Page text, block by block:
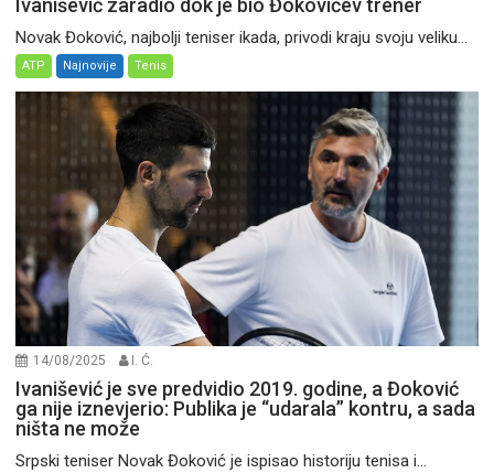
Ivanišević zaradio dok je bio Đokovićev trener
Novak Đoković, najbolji teniser ikada, privodi kraju svoju veliku...
ATP Najnovije Tenis
14/08/2025 I. Ć.
Ivanišević je sve predvidio 2019. godine, a Đoković
ga nije iznevjerio: Publika je “udarala” kontru, a sada
ništa ne može
Srpski teniser Novak Đoković je ispisao historiju tenisa i...